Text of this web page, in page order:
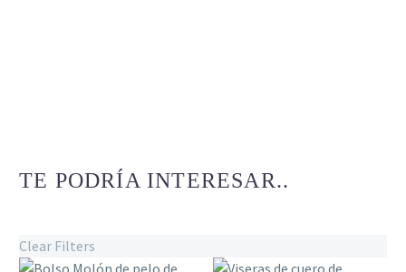
TE PODRÍA INTERESAR..
Clear Filters